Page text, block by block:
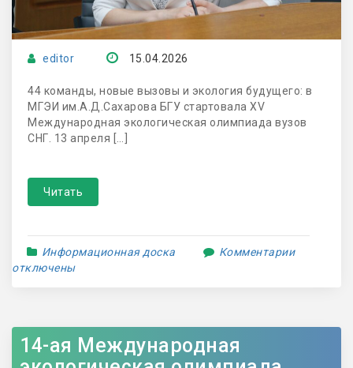
editor 15.04.2026
44 команды, новые вызовы и экология будущего: в
МГЭИ им.А.Д.Сахарова БГУ стартовала XV
Международная экологическая олимпиада вузов
СНГ. 13 апреля […]
Читать
Информационная доска
Комментарии
отключены
14-ая Международная